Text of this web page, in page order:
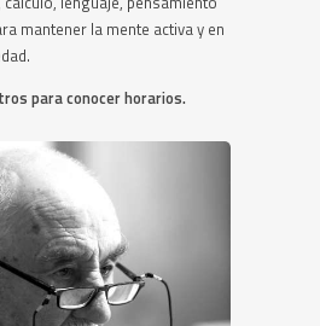
mantener la mente activa y en
para conocer horarios.